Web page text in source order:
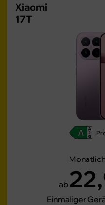
Xiaomi
17T
ab
Einmaliger